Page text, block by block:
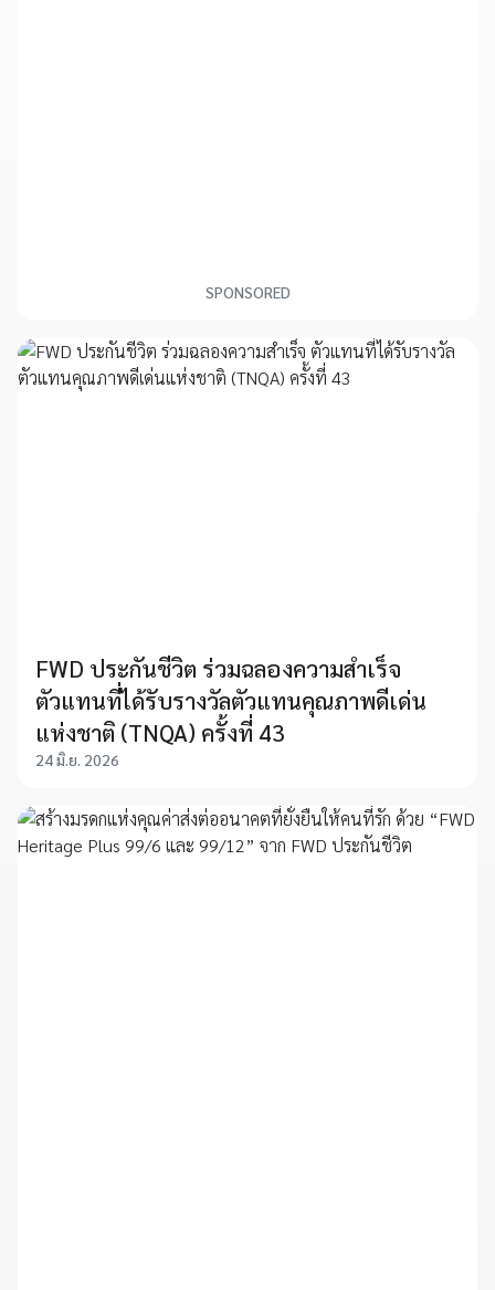
SPONSORED
FWD ประกันชีวิต ร่วมฉลองความสำเร็จ
ตัวแทนที่ได้รับรางวัลตัวแทนคุณภาพดีเด่น
แห่งชาติ (TNQA) ครั้งที่ 43
24 มิ.ย. 2026